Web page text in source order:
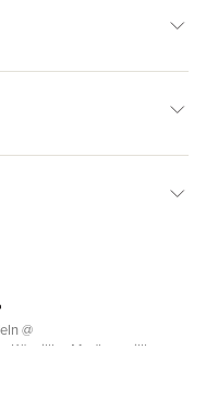
@
Köpvillkor Medlemsvillkor